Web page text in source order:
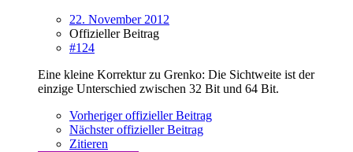
22. November 2012
Offizieller Beitrag
#124
Eine kleine Korrektur zu Grenko: Die Sichtweite ist der
einzige Unterschied zwischen 32 Bit und 64 Bit.
Vorheriger offizieller Beitrag
Nächster offizieller Beitrag
Zitieren